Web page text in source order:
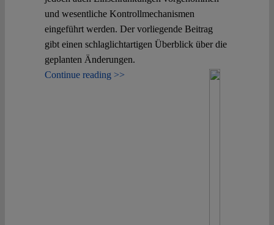
und wesentliche Kontrollmechanismen
eingeführt werden. Der vorliegende Beitrag
gibt einen schlaglichtartigen Überblick über die
geplanten Änderungen.
Continue reading >>